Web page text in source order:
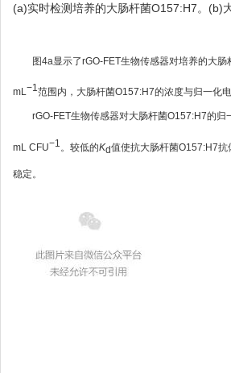
(a)实时检测培养的大肠杆菌O157:H7。 (b)
图4a显示了rGO-FET生物传感器对培养的大
mL−1范围内，大肠杆菌O157:H7的浓度与归一化
rGO-FET生物传感器对大肠杆菌O157:H7的
mL CFU−1 。较低的Kd值使抗大肠杆菌O157:H7
稳定。